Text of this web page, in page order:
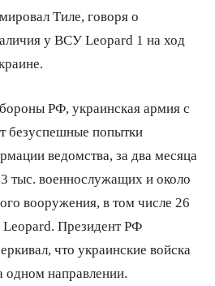
Тиле, говоря о
у ВСУ Leopard 1 на ход
РФ, украинская армия с
безуспешные попытки
ведомства, за два месяца
тыс. военнослужащих и около
вооружения, в том числе 26
Leopard. Президент РФ
что украинские войска
направлении.